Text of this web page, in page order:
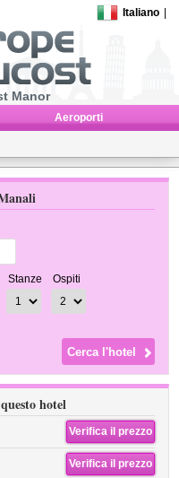
Italiano
Manor
Aeroporti
Stanze Ospiti
hotel
Verifica il prezzo
Verifica il prezzo